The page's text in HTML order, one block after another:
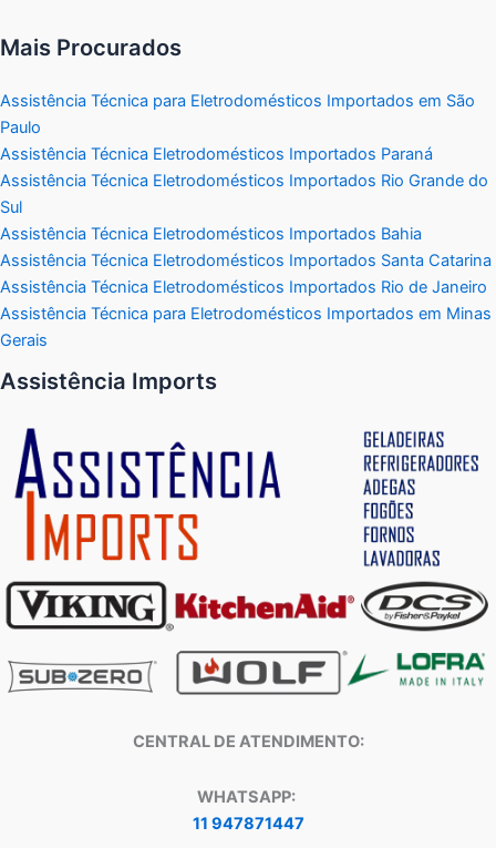
Mais Procurados
Assistência Técnica para Eletrodomésticos Importados em São
Paulo
Assistência Técnica Eletrodomésticos Importados Paraná
Assistência Técnica Eletrodomésticos Importados Rio Grande do
Sul
Assistência Técnica Eletrodomésticos Importados Bahia
Assistência Técnica Eletrodomésticos Importados Santa Catarina
Assistência Técnica Eletrodomésticos Importados Rio de Janeiro
Assistência Técnica para Eletrodomésticos Importados em Minas
Gerais
Assistência Imports
CENTRAL DE ATENDIMENTO:
WHATSAPP:
11 947871447